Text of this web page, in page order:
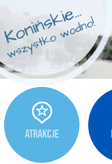
ATRAKCJE